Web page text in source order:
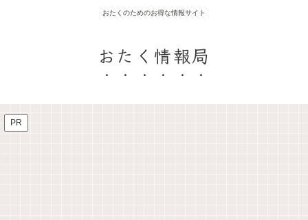
おたくのためのお得な情報サイト
おたく情報局
PR